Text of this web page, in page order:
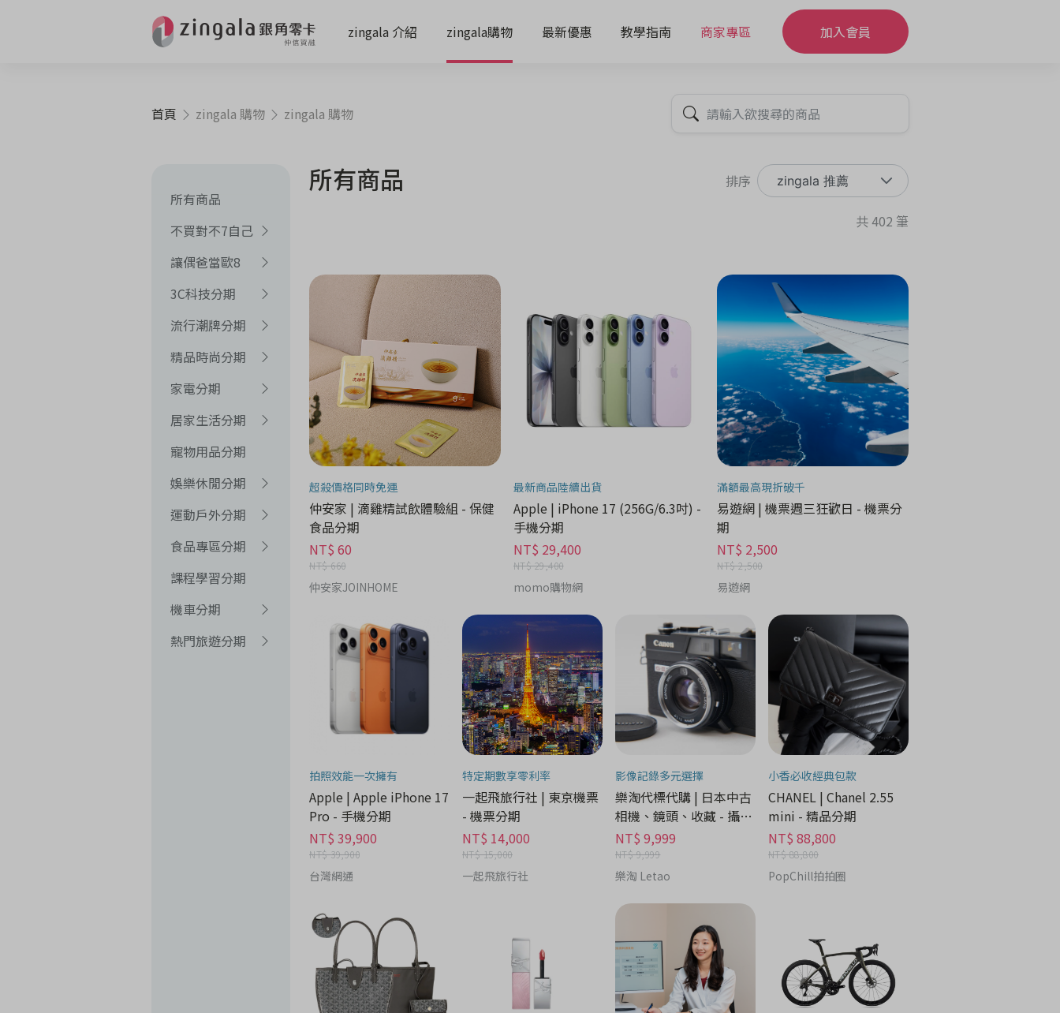
zingala 介紹 zingala購物 最新優惠 教學指南 商家專區 加入會員
首頁 zingala 購物 zingala 購物
所有商品
不買對不7自己
讓偶爸當歐8
3C科技分期
流行潮牌分期
精品時尚分期
家電分期
居家生活分期
寵物用品分期
娛樂休閒分期
運動戶外分期
食品專區分期
課程學習分期
機車分期
熱門旅遊分期
所有商品 排序 zingala 推薦
共 402 筆
超殺價格同時免運
仲安家 | 滴雞精試飲體驗組 - 保健
食品分期
NT$ 60
NT$ 660
仲安家JOINHOME
最新商品陸續出貨
Apple | iPhone 17 (256G/6.3吋) -
手機分期
NT$ 29,400
NT$ 29,400
momo購物網
滿額最高現折破千
易遊網 | 機票週三狂歡日 - 機票分
期
NT$ 2,500
NT$ 2,500
易遊網
拍照效能一次擁有
Apple | Apple iPhone 17
Pro - 手機分期
NT$ 39,900
NT$ 39,900
台灣網通
特定期數享零利率
一起飛旅行社 | 東京機票
- 機票分期
NT$ 14,000
NT$ 15,000
一起飛旅行社
影像記錄多元選擇
樂淘代標代購 | 日本中古
相機、鏡頭、收藏 - 攝像
機分期
NT$ 9,999
NT$ 9,999
樂淘 Letao
小香必收經典包款
CHANEL | Chanel 2.55
mini - 精品分期
NT$ 88,800
NT$ 88,800
PopChill拍拍圈